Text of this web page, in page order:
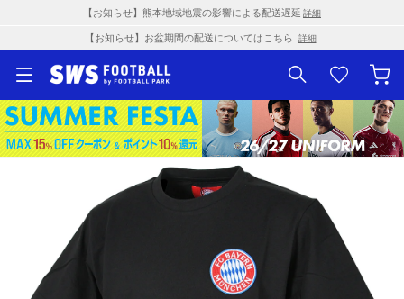
【お知らせ】熊本地域地震の影響による配送遅延 詳細
【お知らせ】お盆期間の配送についてはこちら 詳細